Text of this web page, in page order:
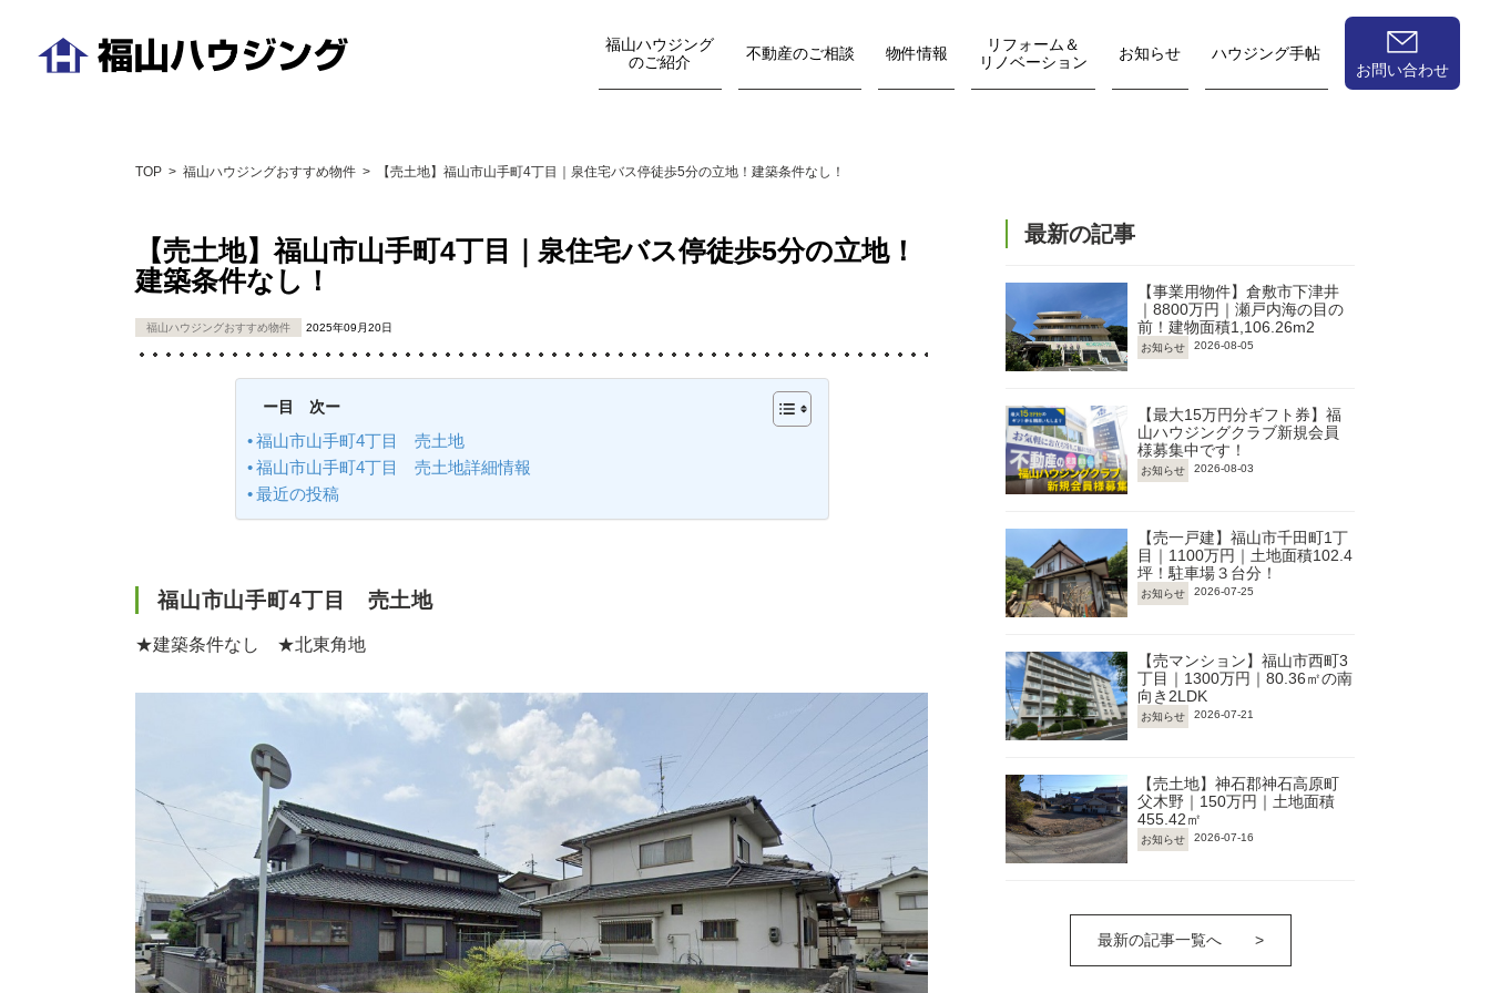
福山ハウジング
のご紹介
不動産のご相談 物件情報
リフォーム＆
リノベーション
お知らせ
ハウジング手帖
お問い合わせ
TOP > 福山ハウジングおすすめ物件 > 【売土地】福山市山手町4丁目｜泉住宅バス停徒歩5分の立地！建築条件なし！
【売土地】福山市山手町4丁目｜泉住宅バス停徒歩5分の立地！
建築条件なし！
福山ハウジングおすすめ物件 2025年09月20日
ー目 次ー
福山市山手町4丁目 売土地
福山市山手町4丁目 売土地詳細情報
最近の投稿
福山市山手町4丁目 売土地
★建築条件なし ★北東角地
最新の記事
【事業用物件】倉敷市下津井
｜8800万円｜瀬戸内海の目の
前！建物面積1,106.26m2
お知らせ 2026-08-05
【最大15万円分ギフト券】福
山ハウジングクラブ新規会員
様募集中です！
お知らせ 2026-08-03
【売一戸建】福山市千田町1丁
目｜1100万円｜土地面積102.4
坪！駐車場３台分！
お知らせ 2026-07-25
【売マンション】福山市西町3
丁目｜1300万円｜80.36㎡の南
向き2LDK
お知らせ 2026-07-21
【売土地】神石郡神石高原町
父木野｜150万円｜土地面積
455.42㎡
お知らせ 2026-07-16
最新の記事一覧へ >